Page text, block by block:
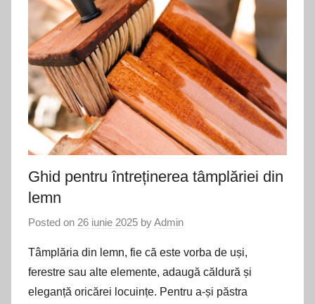
Ghid pentru întreținerea tâmplăriei din
lemn
Posted on 26 iunie 2025 byAdmin
Tâmplăria din lemn, fie că este vorba de uși,
ferestre sau alte elemente, adaugă căldură și
eleganță oricărei locuințe. Pentru a-și păstra